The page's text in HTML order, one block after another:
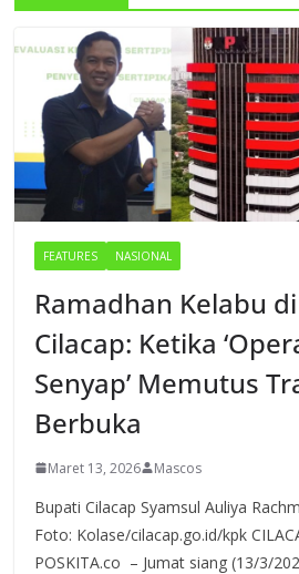
FEATURES NASIONAL
Ramadhan Kelabu di
Cilacap: Ketika
Senyap’ Memutus
Berbuka
Maret 13, 2026 Mascos
Bupati Cilacap Syamsul Auliya
Foto: Kolase/cilacap.go.id/kpk
POSKITA.co – Jumat siang (13/3/